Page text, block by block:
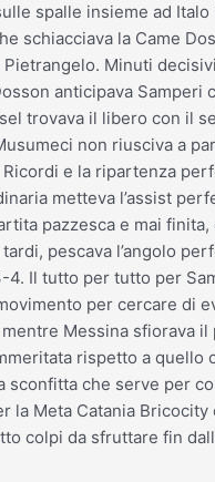
spalle insieme ad
schiacciava la Came
Minuti
anticipava Samperi
trovava il libero con il
non riusciva a
e la ripartenza
metteva l’assist
pazzesca e mai finita,
pescava l’angolo
4. Il tutto per tutto per
per cercare di
Messina sfiorava il
rispetto a quello
sconfitta che serve per
la Meta Catania Bricocity
colpi da sfruttare fin